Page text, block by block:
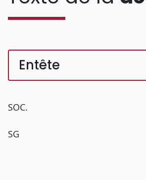
Entête
SOC.
SG